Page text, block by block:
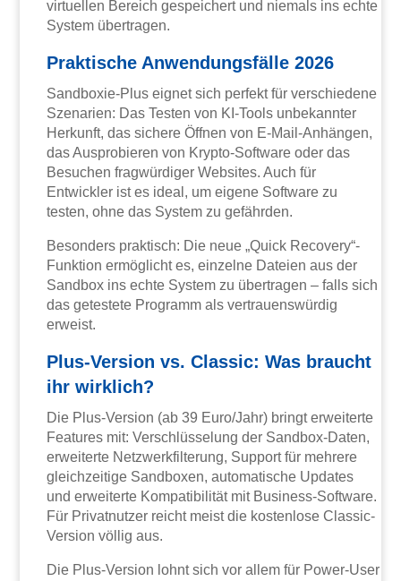
virtuellen Bereich gespeichert und niemals ins echte
System übertragen.
Praktische Anwendungsfälle 2026
Sandboxie-Plus eignet sich perfekt für verschiedene
Szenarien: Das Testen von KI-Tools unbekannter
Herkunft, das sichere Öffnen von E-Mail-Anhängen,
das Ausprobieren von Krypto-Software oder das
Besuchen fragwürdiger Websites. Auch für
Entwickler ist es ideal, um eigene Software zu
testen, ohne das System zu gefährden.
Besonders praktisch: Die neue „Quick Recovery“-
Funktion ermöglicht es, einzelne Dateien aus der
Sandbox ins echte System zu übertragen – falls sich
das getestete Programm als vertrauenswürdig
erweist.
Plus-Version vs. Classic: Was braucht
ihr wirklich?
Die Plus-Version (ab 39 Euro/Jahr) bringt erweiterte
Features mit: Verschlüsselung der Sandbox-Daten,
erweiterte Netzwerkfilterung, Support für mehrere
gleichzeitige Sandboxen, automatische Updates
und erweiterte Kompatibilität mit Business-Software.
Für Privatnutzer reicht meist die kostenlose Classic-
Version völlig aus.
Die Plus-Version lohnt sich vor allem für Power-User